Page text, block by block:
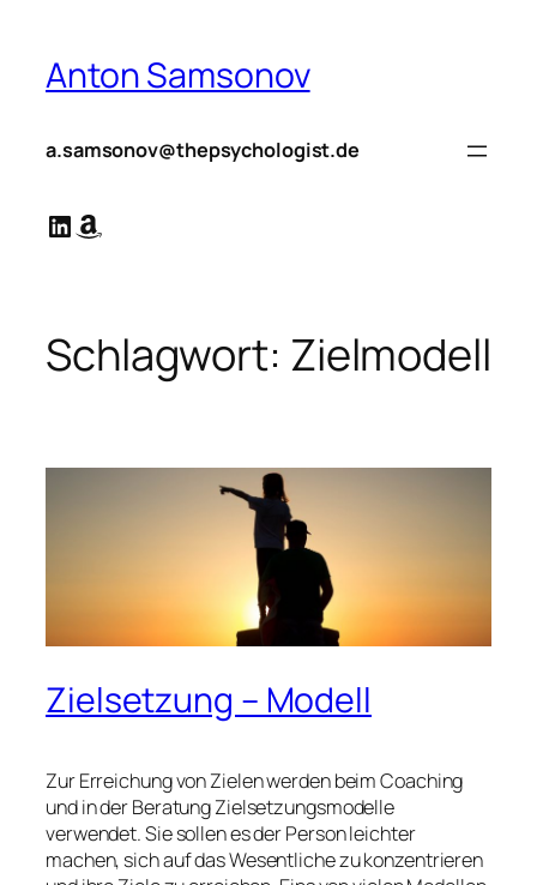
springen
Anton Samsonov
a.samsonov@thepsychologist.de
LinkedIn
Amazon
Schlagwort: Zielmodell
Zielsetzung – Modell
Zur Erreichung von Zielen werden beim Coaching
und in der Beratung Zielsetzungsmodelle
verwendet. Sie sollen es der Person leichter
machen, sich auf das Wesentliche zu konzentrieren